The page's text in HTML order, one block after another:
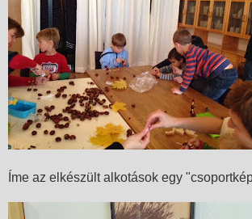
Íme az elkészült alkotások egy